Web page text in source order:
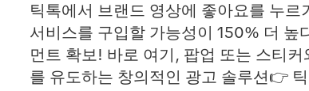
틱톡에서 브랜드 영상에 좋아요를 누
서비스를 구입할 가능성이 150% 더 높
먼트 확보! 바로 여기, 팝업 또는 스티
를 유도하는 창의적인 광고 솔루션👉